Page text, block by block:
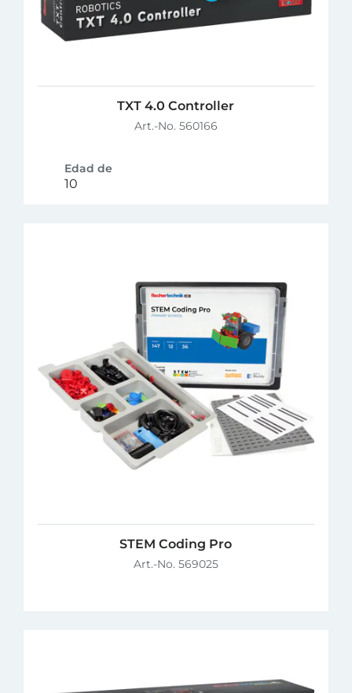
TXT 4.0 Controller
Art.-No. 560166
Edad de
10
STEM Coding Pro
Art.-No. 569025